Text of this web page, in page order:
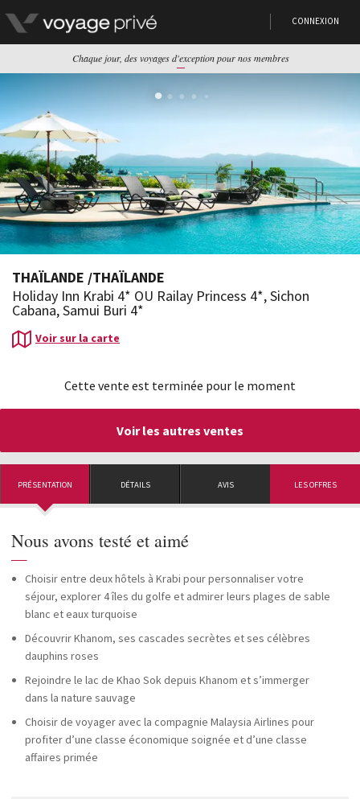
CONNEXION
Chaque jour, des voyages d'exception pour nos membres
Cette vente est terminée pour le moment
Voir les autres ventes
THAÏLANDE /THAÏLANDE
Holiday Inn Krabi 4* OU Railay Princess 4*, Sichon
Cabana, Samui Buri 4*
Voir sur la carte
PRÉSENTATION DÉTAILS AVIS LES OFFRES
Nous avons testé et aimé
—
Choisir entre deux hôtels à Krabi pour personnaliser votre
séjour, explorer 4 îles du golfe et admirer leurs plages de sable
blanc et eaux turquoise
Découvrir Khanom, ses cascades secrètes et ses célèbres
dauphins roses
Rejoindre le lac de Khao Sok depuis Khanom et s’immerger
dans la nature sauvage
Choisir de voyager avec la compagnie Malaysia Airlines pour
profiter d’une classe économique soignée et d’une classe
affaires primée